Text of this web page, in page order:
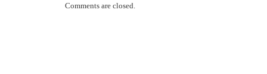
Comments are closed.